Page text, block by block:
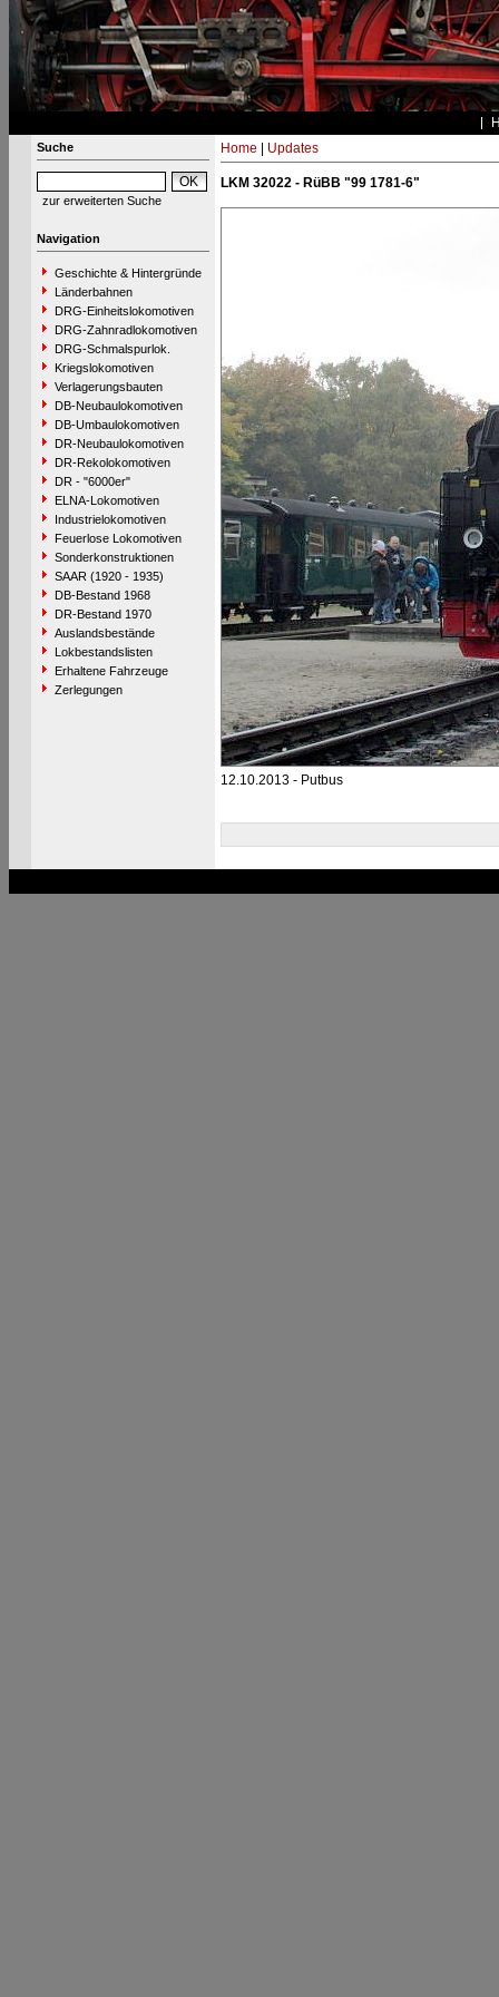
Suche
zur erweiterten Suche
Navigation
Geschichte & Hintergründe
Länderbahnen
DRG-Einheitslokomotiven
DRG-Zahnradlokomotiven
DRG-Schmalspurlok.
Kriegslokomotiven
Verlagerungsbauten
DB-Neubaulokomotiven
DB-Umbaulokomotiven
DR-Neubaulokomotiven
DR-Rekolokomotiven
DR - "6000er"
ELNA-Lokomotiven
Industrielokomotiven
Feuerlose Lokomotiven
Sonderkonstruktionen
SAAR (1920 - 1935)
DB-Bestand 1968
DR-Bestand 1970
Auslandsbestände
Lokbestandslisten
Erhaltene Fahrzeuge
Zerlegungen
Home Updates
LKM 32022 - RüBB "99 1781-6"
12.10.2013 - Putbus